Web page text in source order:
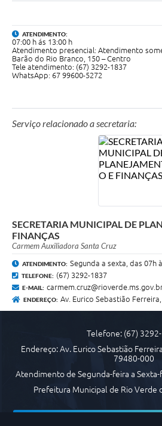
Obras
Projetos
Links
Serviços Online
Enquete
Jornal
Agenda
ATENDIMENTO:
07:00 h ás 13:00 h
Atendimento presencial: Atendimento
Barão do Rio Branco, 150 – Centro
Tele atendimento: (67) 3292-1837
WhatsApp: 67 99600-5272
Serviço relacionado a secretaria:
SECRETARIA MUNICIPAL DE
FINANÇAS
Carmem Auxiliadora Santa Cruz
ATENDIMENTO: Segunda a sexta, das 07h
TELEFONE: (67) 3292-1837
E-MAIL:
ENDEREÇO: Av. Eurico Sebastião Ferreira,
Telefone: (67)
Endereço: Av. Eurico Sebastião
79480-000
Atendimento de Segunda-feira a
Prefeitura Municipal de Rio Verde